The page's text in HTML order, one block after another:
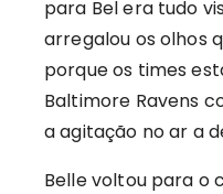
para Bel era tudo
arregalou os olhos
porque os times
Baltimore Ravens
a agitação no ar a
Belle voltou para o